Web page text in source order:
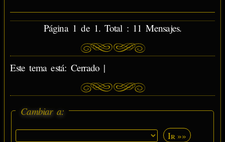
Página 1 de 1. Total : 11 Mensajes.
Este tema está: Cerrado |
Cambiar a:
Ir »»